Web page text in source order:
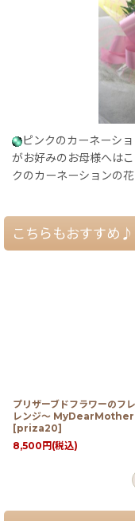
ピンクのカーネーシ
がお好みのお母様へは
クのカーネーションの
こちらもおすすめ♪
プリザーブドフラワーのフ
レンジ〜 MyDearMother
[priza20]
8,500 円 (税込)